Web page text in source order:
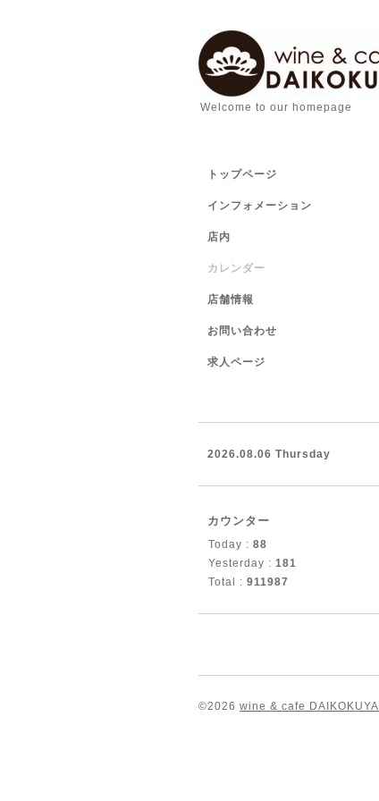
Welcome to our homepage
トップページ
インフォメーション
店内
カレンダー
店舗情報
お問い合わせ
求人ページ
2026.08.06 Thursday
カウンター
Today : 88
Yesterday : 181
Total : 911987
©2026 wine & cafe DAIKOKUYA